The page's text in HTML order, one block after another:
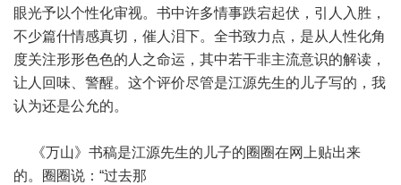
眼光予以个性化审视。书中许多情事跌宕起伏，引人入胜，
不少篇什情感真切，催人泪下。全书致力点，是从人性化角
度关注形形色色的人之命运，其中若干非主流意识的解读，
让人回味、警醒。这个评价尽管是江源先生的儿子写的，我
认为还是公允的。
《万山》书稿是江源先生的儿子的圈圈在网上贴出来
的。圈圈说：“过去那